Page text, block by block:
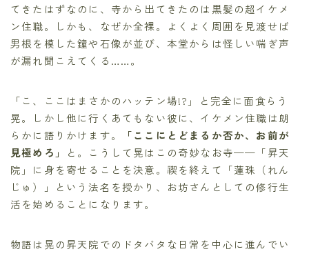
てきたはずなのに、寺から出てきたのは黒髪の超イケメ
ン住職。しかも、なぜか全裸。よくよく周囲を見渡せば
男根を模した鐘や石像が並び、本堂からは怪しい喘ぎ声
が漏れ聞こえてくる……。
「こ、ここはまさかのハッテン場!?」と完全に面食らう
晃。しかし他に行くあてもない彼に、イケメン住職は朗
らかに語りかけます。
「ここにとどまるか否か、お前が
見極めろ」
と。こうして晃はこの奇妙なお寺——「昇天
院」に身を寄せることを決意。禊を終えて「蓮珠（れん
じゅ）」という法名を授かり、お坊さんとしての修行生
活を始めることになります。
物語は晃の昇天院でのドタバタな日常を中心に進んでい